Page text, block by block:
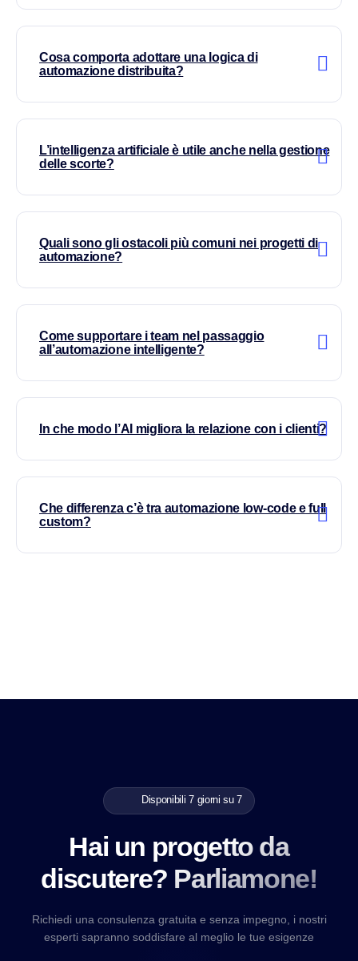
Cosa comporta adottare una logica di
automazione distribuita?
L’intelligenza artificiale è utile anche nella gestione
delle scorte?
Quali sono gli ostacoli più comuni nei progetti di
automazione?
Come supportare i team nel passaggio
all’automazione intelligente?
In che modo l’AI migliora la relazione con i clienti?
Che differenza c’è tra automazione low-code e full
custom?
Disponibili 7 giorni su 7
Hai un progetto da
discutere? Parliamone!
Richiedi una consulenza gratuita e senza impegno, i nostri
esperti sapranno soddisfare al meglio le tue esigenze